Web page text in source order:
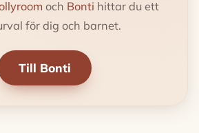
och Bonti hittar du ett
för dig och barnet.
Till Bonti